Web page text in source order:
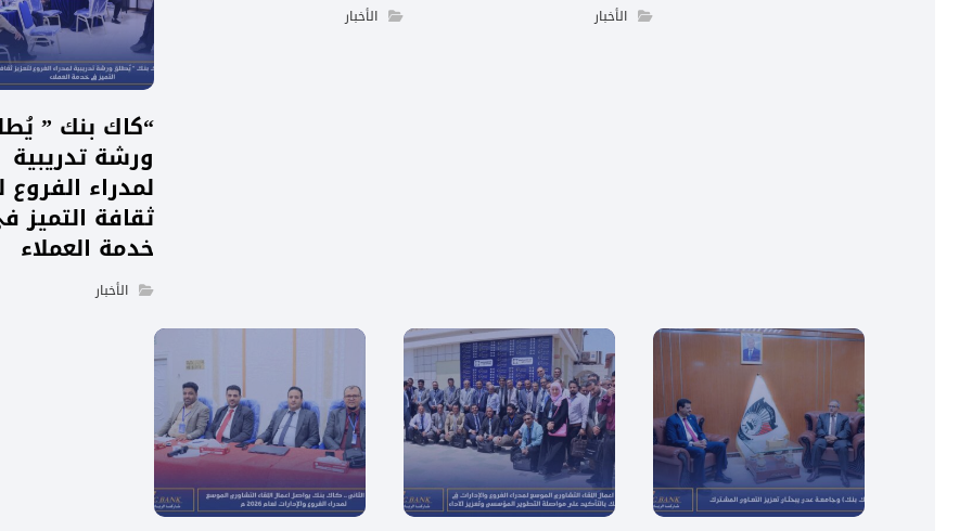
الأخبار الأخبار
“كاك بنك ”
ورشة تدريبية
لمدراء الفروع
ثقافة التميز
خدمة العملاء
الأخبار